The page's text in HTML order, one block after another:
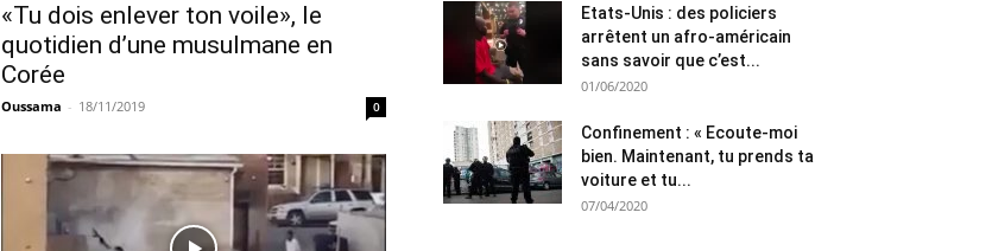
«Tu dois enlever ton voile», le
quotidien d’une musulmane en
Corée
Oussama - 18/11/2019 0
Etats-Unis : des policiers
arrêtent un afro-américain
sans savoir que c’est...
01/06/2020
Confinement : « Ecoute-moi
bien. Maintenant, tu prends ta
voiture et tu...
07/04/2020